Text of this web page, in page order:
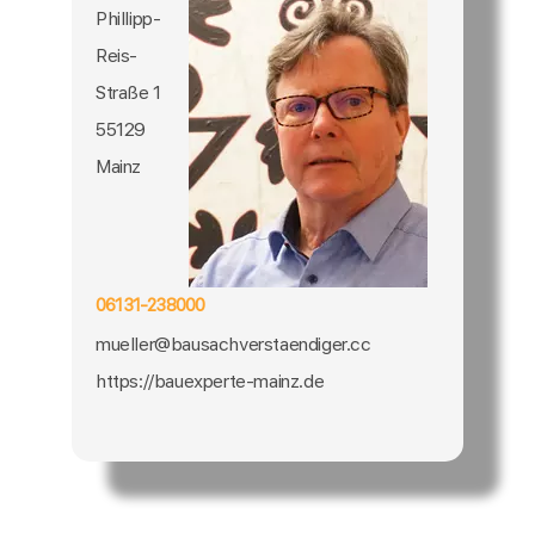
Phillipp-
Reis-
Straße 1
55129
Mainz
06131-238000
mueller@bausachverstaendiger.cc
https://bauexperte-mainz.de